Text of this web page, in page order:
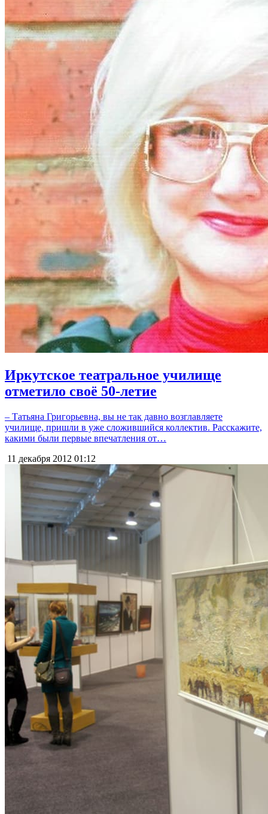
Иркутское театральное училище
отметило своё 50-летие
– Татьяна Григорьевна, вы не так давно возглавляете
училище, пришли в уже сложившийся коллектив. Расскажите,
какими были первые впечатления от…
11 декабря 2012 01:12